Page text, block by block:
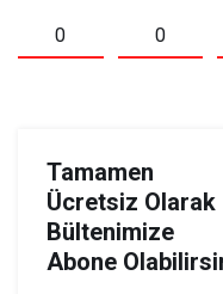
0 0
Tamamen
Ücretsiz Olarak
Bültenimize
Abone